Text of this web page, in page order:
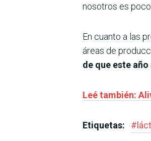
nosotros es poco
En cuanto a las
áreas de
de que este
Leé también:
Etiquetas: #